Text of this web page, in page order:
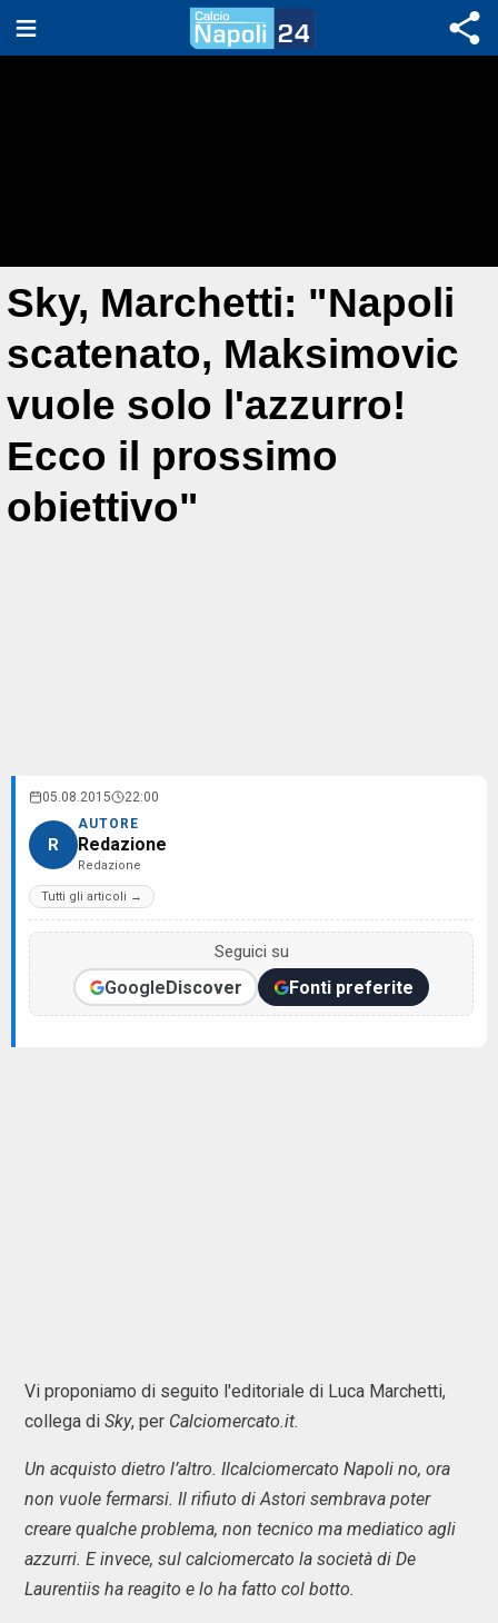
Sky, Marchetti: "Napoli
scatenato, Maksimovic
vuole solo l'azzurro!
Ecco il prossimo
obiettivo"
05.08.2015 22:00
R
AUTORE
Redazione
Redazione
Tutti gli articoli →
Seguici su
GoogleDiscover Fonti preferite
Vi proponiamo di seguito l'editoriale di Luca Marchetti,
collega di Sky, per Calciomercato.it.
Un acquisto dietro l’altro. Ilcalciomercato Napoli no, ora
non vuole fermarsi. Il rifiuto di Astori sembrava poter
creare qualche problema, non tecnico ma mediatico agli
azzurri. E invece, sul calciomercato la società di De
Laurentiis ha reagito e lo ha fatto col botto.